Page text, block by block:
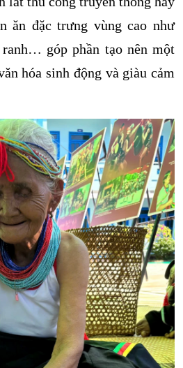
ăn đặc trưng vùng cao như
góp phần tạo nên một
hóa sinh động và giàu cảm